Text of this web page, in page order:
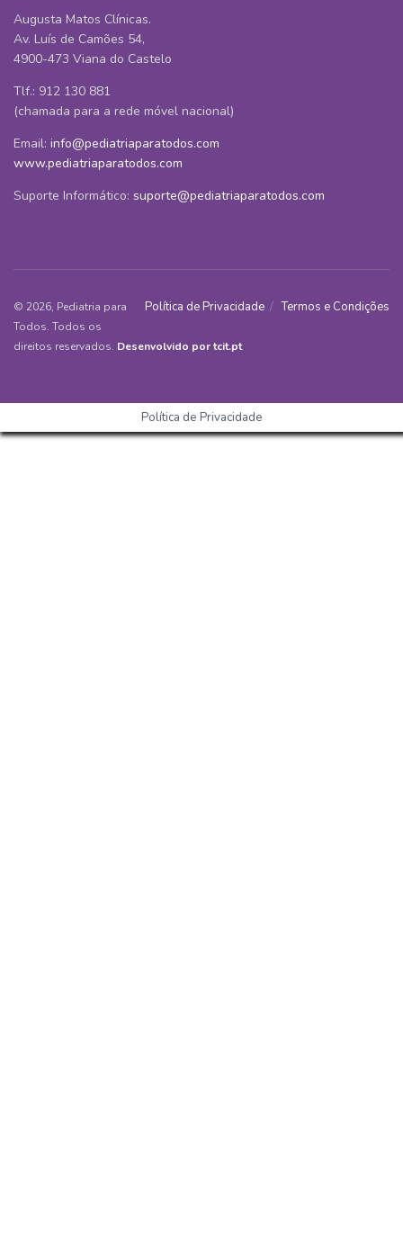
Augusta Matos Clínicas.
Av. Luís de Camões 54,
4900-473 Viana do Castelo
Tlf.: 912 130 881
(chamada para a rede móvel nacional)
Email: info@pediatriaparatodos.com
www.pediatriaparatodos.com
Suporte Informático: suporte@pediatriaparatodos.com
Política de Privacidade Termos e Condições
© 2026, Pediatria para
Todos. Todos os
direitos reservados. Desenvolvido por tcit.pt
Política de Privacidade